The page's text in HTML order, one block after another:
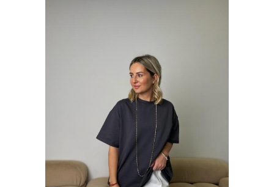
Футболка в спортивном
вечернего выхода
Футболка с платьем